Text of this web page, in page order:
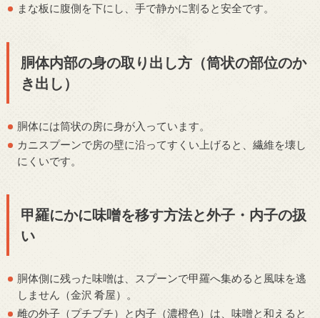
まな板に腹側を下にし、手で静かに割ると安全です。
胴体内部の身の取り出し方（筒状の部位のか
き出し）
胴体には筒状の房に身が入っています。
カニスプーンで房の壁に沿ってすくい上げると、繊維を壊し
にくいです。
甲羅にかに味噌を移す方法と外子・内子の扱
い
胴体側に残った味噌は、スプーンで甲羅へ集めると風味を逃
しません（金沢 肴屋）。
雌の外子（プチプチ）と内子（濃橙色）は、味噌と和えると